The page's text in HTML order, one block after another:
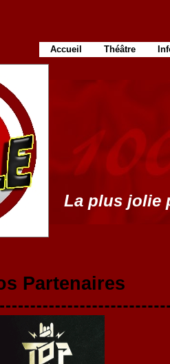
Partenaires
La plus jolie
Accueil Théâtre